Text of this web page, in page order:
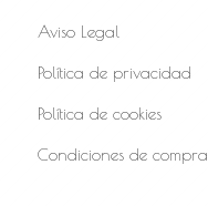
Aviso Legal
Política de privacidad
Política de cookies
Condiciones de compra